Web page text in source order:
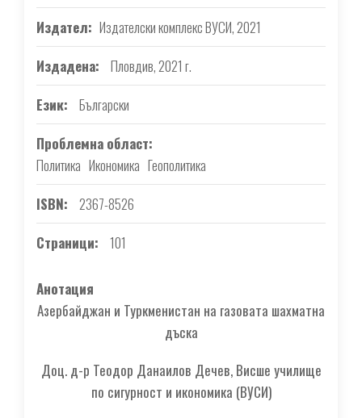
Издател Издателски комплекс ВУСИ, 2021
Издадена
Пловдив, 2021 г.
Език
Български
Проблемна област
Политика Икономика Геополитика
ISBN
2367-8526
Страници
101
Анотация
Азербайджан и Туркменистан на газовата шахматна
дъска
Доц. д-р Теодор Данаилов Дечев, Висше училище
по сигурност и икономика (ВУСИ)